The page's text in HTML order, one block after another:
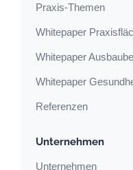
Praxis-Themen
Whitepaper
Whitepaper
Whitepaper
Referenzen
Unternehmen
Unternehmen